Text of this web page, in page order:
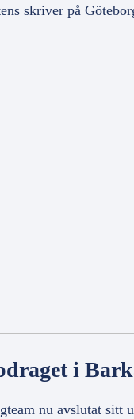
skriver på
i
nu avslutat sitt